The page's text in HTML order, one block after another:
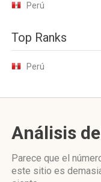
Perú
Top Ranks
Perú
Análisis
Parece que el
este sitio es